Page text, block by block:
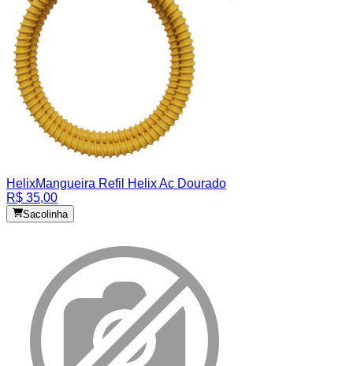
HelixMangueira Refil Helix Ac Dourado
R$ 35,00
Sacolinha